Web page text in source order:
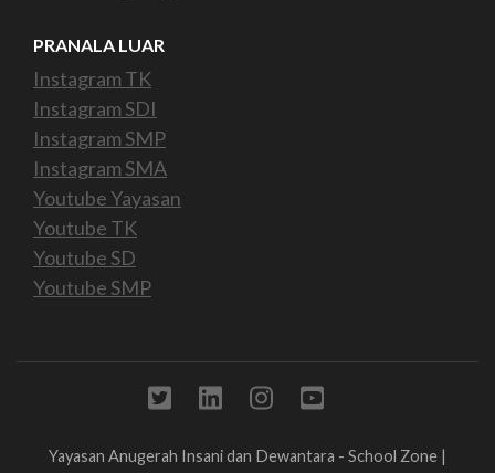
PRANALA LUAR
Instagram TK
Instagram SDI
Instagram SMP
Instagram SMA
Youtube Yayasan
Youtube TK
Youtube SD
Youtube SMP
Yayasan Anugerah Insani dan Dewantara - School Zone |